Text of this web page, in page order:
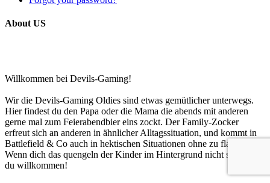
About US
Willkommen bei Devils-Gaming!
Wir die Devils-Gaming Oldies sind etwas gemütlicher unterwegs.
Hier findest du den Papa oder die Mama die abends mit anderen
gerne mal zum Feierabendbier eins zockt. Der Family-Zocker
erfreut sich an anderen in ähnlicher Alltagssituation, und kommt in
Battlefield & Co auch in hektischen Situationen ohne zu flamen klar.
Wenn dich das quengeln der Kinder im Hintergrund nicht stört, bist
du willkommen!